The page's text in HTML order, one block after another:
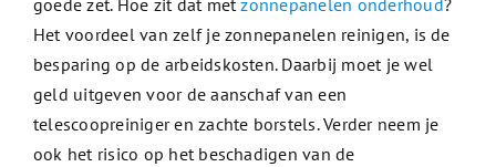
goede zet. Hoe zit dat metzonnepanelen onderhoud?
Het voordeel van zelf je zonnepanelen reinigen, is de
besparing op de arbeidskosten. Daarbij moet je wel
geld uitgeven voor de aanschaf van een
telescoopreiniger en zachte borstels. Verder neem je
ook het risico op het beschadigen van de